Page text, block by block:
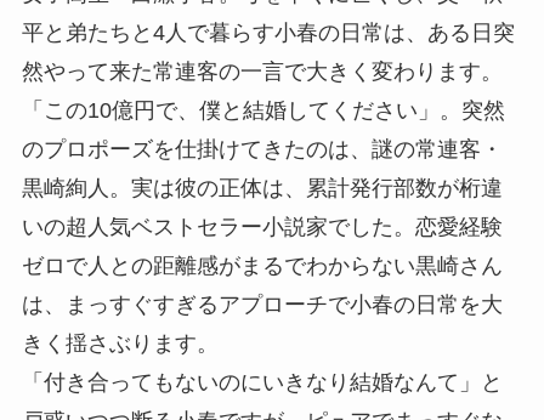
平と弟たちと4人で暮らす小春の日常は、ある日突
然やって来た常連客の一言で大きく変わります。
「この10億円で、僕と結婚してください」。突然
のプロポーズを仕掛けてきたのは、謎の常連客・
黒崎絢人。実は彼の正体は、累計発行部数が桁違
いの超人気ベストセラー小説家でした。恋愛経験
ゼロで人との距離感がまるでわからない黒崎さん
は、まっすぐすぎるアプローチで小春の日常を大
きく揺さぶります。
「付き合ってもないのにいきなり結婚なんて」と